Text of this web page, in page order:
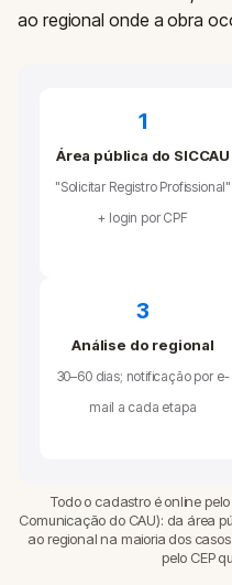
ao regional onde a obra
1
Área pública do SICCAU
"Solicitar Registro Profissional"
+ login por CPF
3
Análise do regional
30–60 dias; notificação por e-
mail a cada etapa
Todo o cadastro é online
Comunicação do CAU): da área
ao regional na maioria dos
pelo CEP